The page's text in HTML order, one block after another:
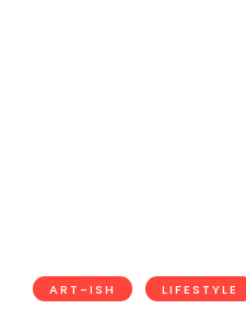
ART-ISH LIFESTYLE